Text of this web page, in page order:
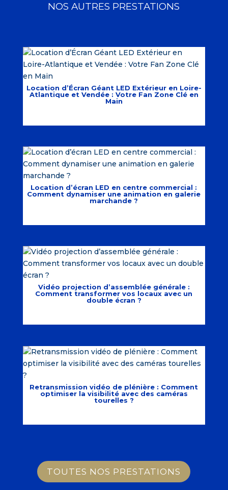
NOS AUTRES PRESTATIONS
Location d’Écran Géant LED Extérieur en Loire-
Atlantique et Vendée : Votre Fan Zone Clé en
Main
Location d’écran LED en centre commercial :
Comment dynamiser une animation en galerie
marchande ?
Vidéo projection d’assemblée générale :
Comment transformer vos locaux avec un
double écran ?
Retransmission vidéo de plénière : Comment
optimiser la visibilité avec des caméras
tourelles ?
TOUTES NOS PRESTATIONS